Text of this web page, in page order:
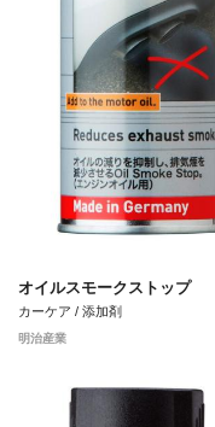
オイルスモークストップ
カーケア / 添加剤
明治産業